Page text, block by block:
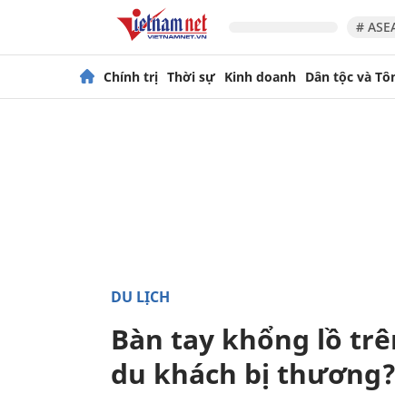
#
Chính trị Thời sự Kinh doanh Dân tộc và
DU LỊCH
Bàn tay khổng lồ
du khách bị thương?